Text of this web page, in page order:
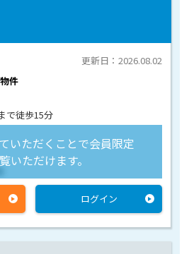
件
更新日：2026.08.02
で徒歩15分
いただくことで会員限定
いただけます。
ログイン